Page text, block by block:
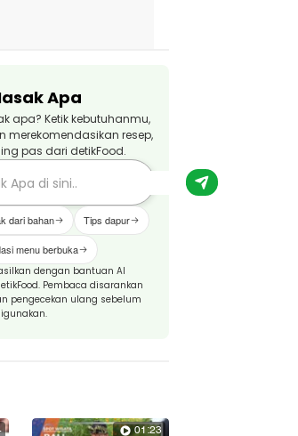
Apa
apa? Ketik kebutuhanmu,
merekomendasikan resep,
pas dari detikFood.
dari bahan Tips dapur
menu berbuka
dengan bantuan AI
Pembaca disarankan
pengecekan ulang sebelum
01:23